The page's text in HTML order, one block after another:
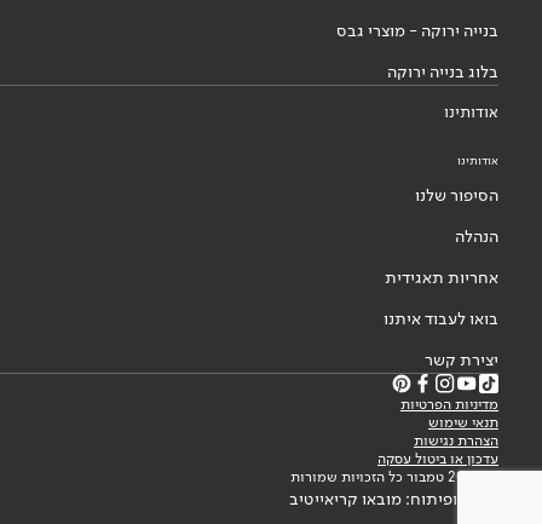
בנייה ירוקה - מוצרי גבס
בלוג בנייה ירוקה
אודותינו
אודותינו
הסיפור שלנו
הנהלה
אחריות תאגידית
בואו לעבוד איתנו
יצירת קשר
מדיניות הפרטיות
תנאי שימוש
הצהרת נגישות
עדכון או ביטול עסקה
© 2026 טמבור כל הזכויות שמורות
עיצוב ופיתוח: מובאו קריאייטיב